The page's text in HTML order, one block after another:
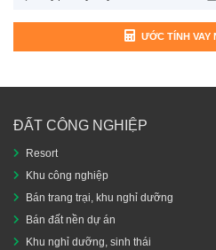
ƯỚC TÍNH VAY
ĐẤT CÔNG NGHIỆP
Resort
Khu công nghiệp
Bán trang trại, khu nghỉ dưỡng
Bán đất nền dự án
Khu nghỉ dưỡng, sinh thái